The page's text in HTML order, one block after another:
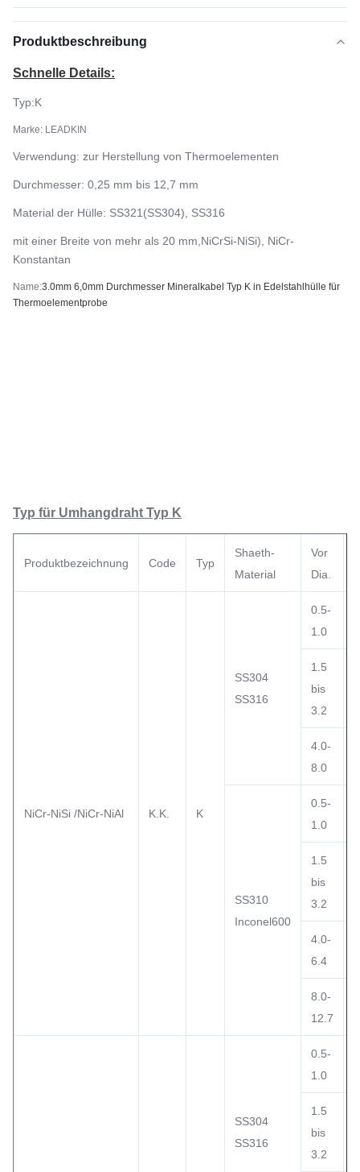
Produktbeschreibung
Schnelle Details:
Typ:K
Marke: LEADKIN
Verwendung: zur Herstellung von Thermoelementen
Durchmesser: 0,25 mm bis 12,7 mm
Material der Hülle: SS321(SS304), SS316
mit einer Breite von mehr als 20 mm, NiCrSi-NiSi), NiCr-
Konstantan
Name:3.0mm 6,0mm Durchmesser Mineralkabel Typ K in Edelstahlhülle für
Thermoelementprobe
Typ für Umhangdraht Typ K
Produktbezeichnung Code Typ
Shaeth-
Material
Vor
Dia.
NiCr-NiSi /NiCr-NiAl K.K. K
SS304
SS316
0.5-
1.0
1.5
bis
3.2
4.0-
8.0
SS310
Inconel600
0.5-
1.0
1.5
bis
3.2
4.0-
6.4
8.0-
12.7
SS304
SS316
0.5-
1.0
1.5
bis
3.2